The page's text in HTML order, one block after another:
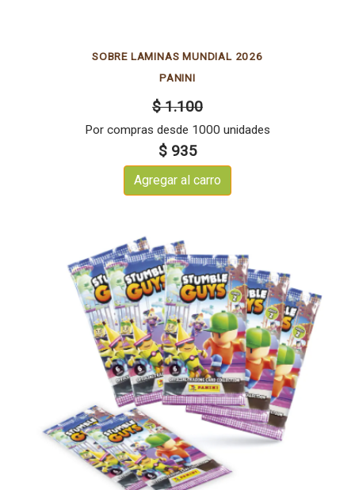
SOBRE LAMINAS MUNDIAL 2026
PANINI
$ 1.100
Por compras desde 1000 unidades
$ 935
Agregar al carro